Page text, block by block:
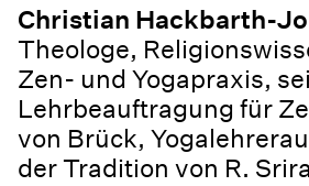
Christian Hackbarth-
Theologe,
Zen- und Yogapraxis,
Lehrbeauftragung für
von Brück,
der Tradition von R.